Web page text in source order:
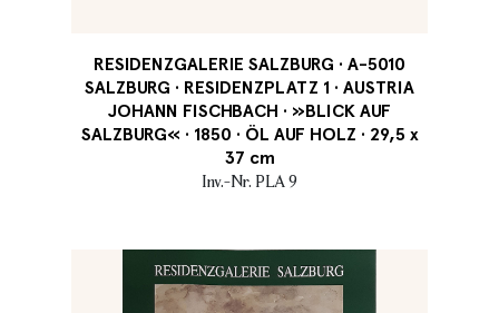
RESIDENZGALERIE SALZBURG · A-5010
SALZBURG · RESIDENZPLATZ 1 · AUSTRIA
JOHANN FISCHBACH · »BLICK AUF
SALZBURG« · 1850 · ÖL AUF HOLZ · 29,5 x
37 cm
Inv.-Nr. PLA 9